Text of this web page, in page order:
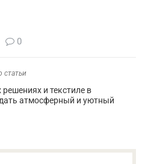
0
статьи
и текстиле в
атмосферный и уютный